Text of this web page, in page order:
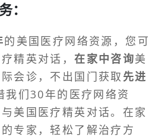
：
的美国医疗网络资源，您可
精英对话，在家中咨询美
会诊 ，不出国门获取 先进
我们30年的医疗网络资
美国医疗精英对话。在家
专家，轻松了解治疗方